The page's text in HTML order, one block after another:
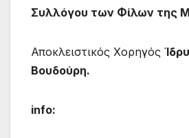
Συλλόγου των Φίλων της
Αποκλειστικός Χορηγός
Βουδούρη.
info: